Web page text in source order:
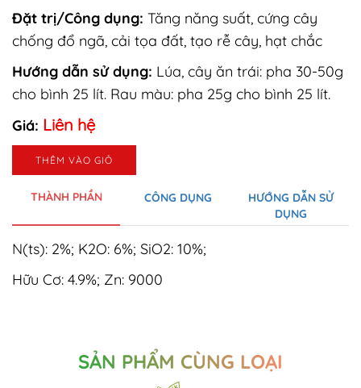
Đặt trị/Công dụng: Tăng năng suất, cứng cây
chống đổ ngã, cải tọa đất, tạo rễ cây, hạt chắc
Hướng dẫn sử dụng: Lúa, cây ăn trái: pha 30-50g
cho bình 25 lít. Rau màu: pha 25g cho bình 25 lít.
Giá: Liên hệ
THÊM VÀO GIỎ
THÀNH PHẦN CÔNG DỤNG
HƯỚNG DẪN SỬ
DỤNG
N(ts): 2%; K2O: 6%; SiO2: 10%;
Hữu Cơ: 4.9%; Zn: 9000
SẢN PHẨM CÙNG LOẠI